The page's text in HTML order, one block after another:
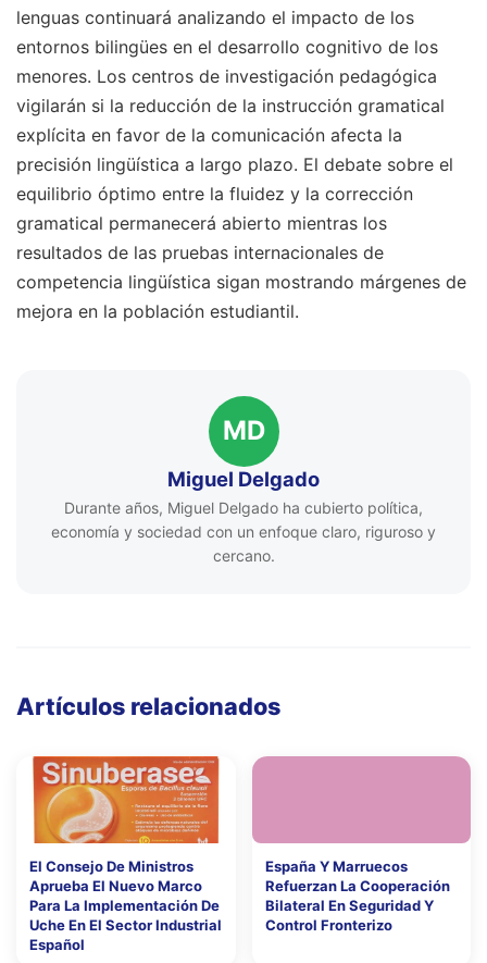
lenguas continuará analizando el impacto de los
entornos bilingües en el desarrollo cognitivo de los
menores. Los centros de investigación pedagógica
vigilarán si la reducción de la instrucción gramatical
explícita en favor de la comunicación afecta la
precisión lingüística a largo plazo. El debate sobre el
equilibrio óptimo entre la fluidez y la corrección
gramatical permanecerá abierto mientras los
resultados de las pruebas internacionales de
competencia lingüística sigan mostrando márgenes de
mejora en la población estudiantil.
MD
Miguel Delgado
Durante años, Miguel Delgado ha cubierto política,
economía y sociedad con un enfoque claro, riguroso y
cercano.
Artículos relacionados
El Consejo De Ministros
Aprueba El Nuevo Marco
Para La Implementación De
Uche En El Sector Industrial
Español
España Y Marruecos
Refuerzan La Cooperación
Bilateral En Seguridad Y
Control Fronterizo